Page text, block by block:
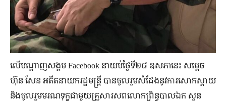
លើបណ្តាញសង្គម Facebook នាយប់ថ្ងៃទី២៨ ឧសភានេះ សម្តេច
ហ៊ុន សែន អតីតនាយករដ្ឋមន្រ្តី បានចូលរួមសំដែងនូវការសោកស្តាយ
និងចូលរួមមរណទុក្ខជាមួយគ្រួសារសពលោកព្រិន្ធបាលឯក សួន